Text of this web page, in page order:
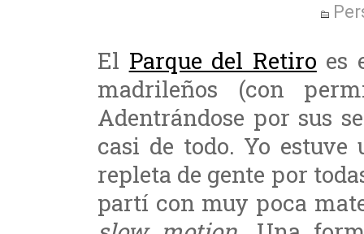
El Parque del Retiro es
madrileños (con
Adentrándose por sus
casi de todo. Yo estuve
repleta de gente por
partí con muy poca